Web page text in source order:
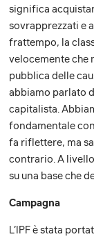
significa
sovrapprezzati e
frattempo, la
velocemente che
pubblica delle
abbiamo parlato
capitalista.
fondamentale
fa riflettere, ma
contrario. A
su una base che
Campagna
L’IPF è stata